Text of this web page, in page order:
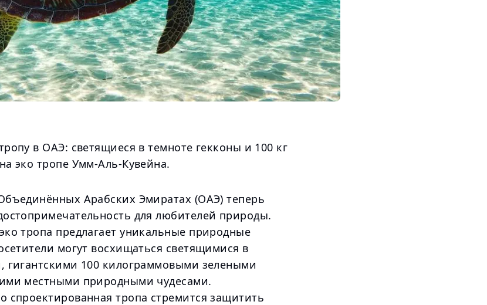
в ОАЭ: светящиеся в темноте гекконы и 100 кг
эко тропе Умм-Аль-Кувейна.
Арабских Эмиратах (ОАЭ) теперь
для любителей природы.
тропа предлагает уникальные природные
могут восхищаться светящимися в
гигантскими 100 килограммовыми зелеными
местными природными чудесами.
спроектированная тропа стремится защитить